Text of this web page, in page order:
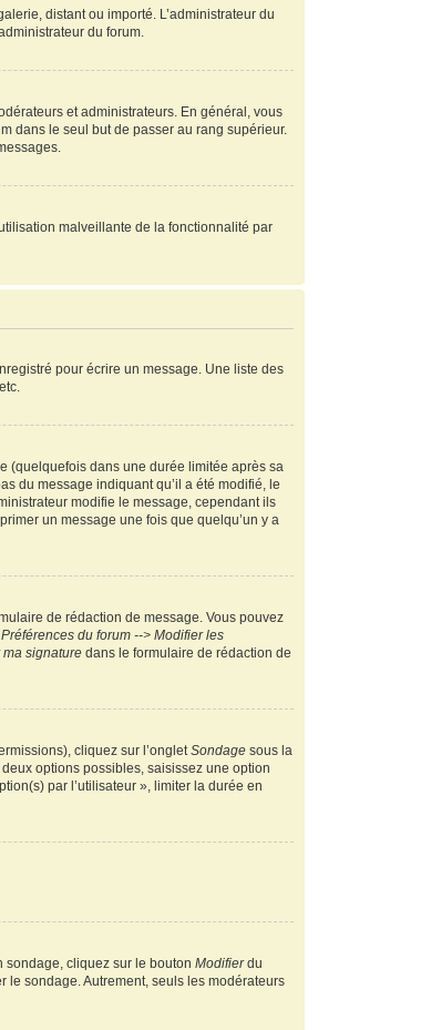
distant ou importé. L’administrateur du
du forum.
et administrateurs. En général, vous
dans le seul but de passer au rang supérieur.
malveillante de la fonctionnalité par
pour écrire un message. Une liste des
(quelquefois dans une durée limitée après sa
du message indiquant qu’il a été modifié, le
modifie le message, cependant ils
un message une fois que quelqu’un y a
de rédaction de message. Vous pouvez
Préférences du forum --> Modifier les
ma signature dans le formulaire de rédaction de
cliquez sur l’ongletSondage sous la
options possibles, saisissez une option
par l’utilisateur », limiter la durée en
sondage, cliquez sur le boutonModifierdu
le sondage. Autrement, seuls les modérateurs